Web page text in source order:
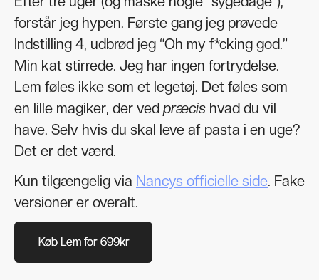
forstår jeg hypen. Første gang jeg prøvede
Indstilling 4, udbrød jeg “Oh my f*cking god.”
Min kat stirrede. Jeg har ingen fortrydelse.
Lem føles ikke som et legetøj. Det føles som
en lille magiker, der ved præcis hvad du vil
have. Selv hvis du skal leve af pasta i en uge?
Det er det værd.
Kun tilgængelig via Nancys officielle side. Fake
versioner er overalt.
Køb Lem for 699kr
Køb Lem for 699kr